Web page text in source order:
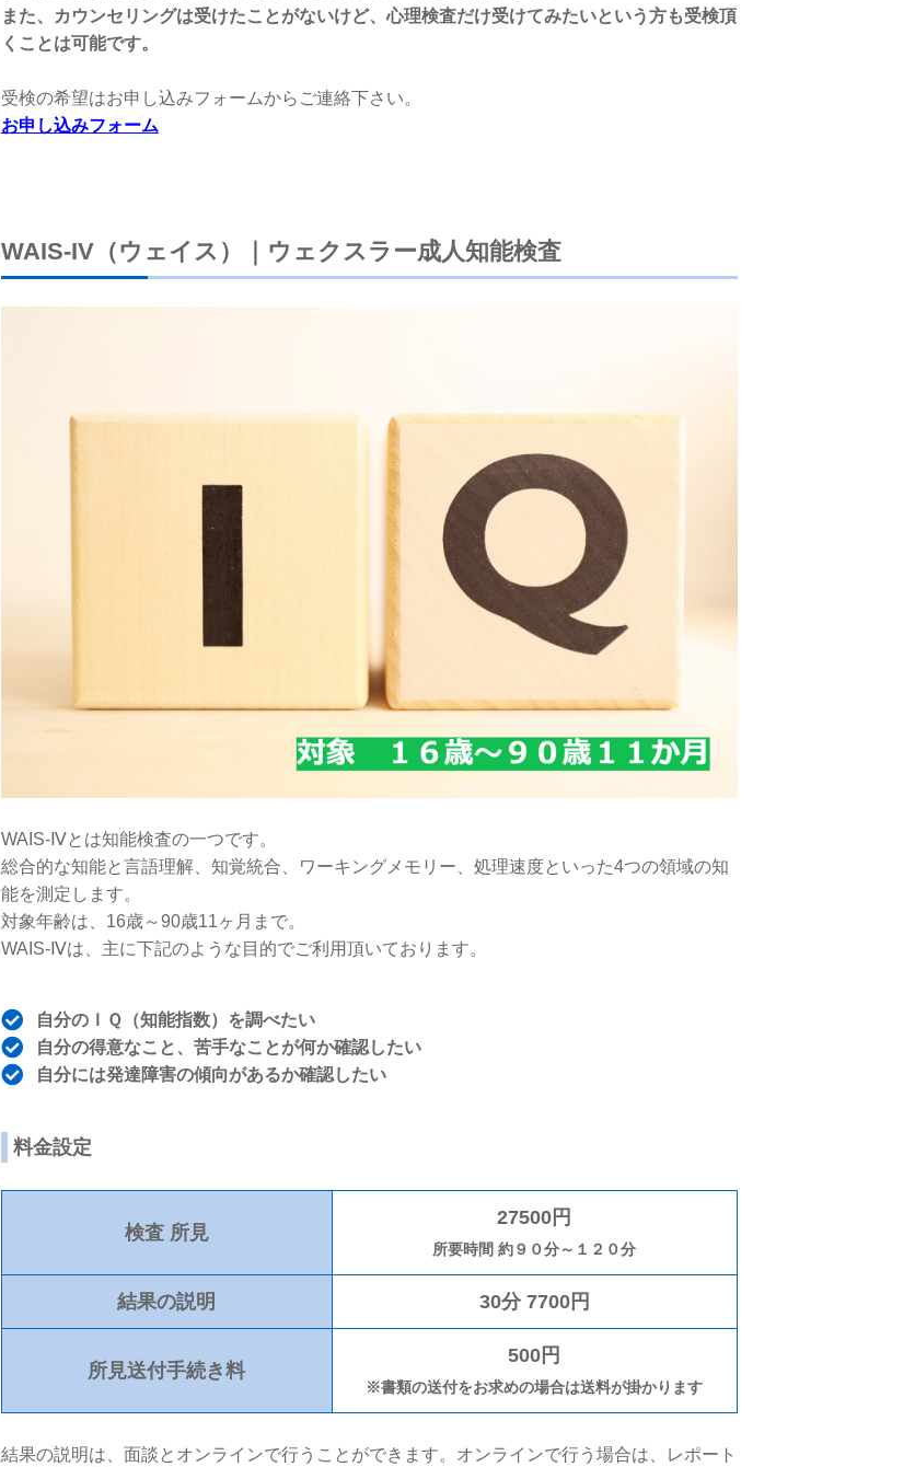
また、カウンセリングは受けたことがないけど、心理検査だけ受けてみたいという方も受検頂
くことは可能です。
受検の希望はお申し込みフォームからご連絡下さい。
お申し込みフォーム
WAIS-IV（ウェイス）｜ウェクスラー成人知能検査
WAIS-Ⅳとは知能検査の一つです。
総合的な知能と言語理解、知覚統合、ワーキングメモリー、処理速度といった4つの領域の知
能を測定します。
対象年齢は、16歳～90歳11ヶ月まで。
WAIS-Ⅳは、主に下記のような目的でご利用頂いております。
自分のＩＱ（知能指数）を調べたい
自分の得意なこと、苦手なことが何か確認したい
自分には発達障害の傾向があるか確認したい
料金設定
検査 所見
27500円
所要時間 約９０分～１２０分
結果の説明 30分 7700円
所見送付手続き料
500円
※書類の送付をお求めの場合は送料が掛かります
結果の説明は、面談とオンラインで行うことができます。オンラインで行う場合は、レポート